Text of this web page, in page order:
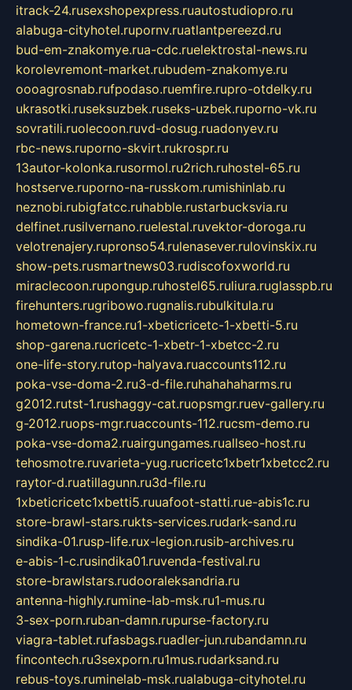
itrack-24.rusexshopexpress.ruautostudiopro.ru
alabuga-cityhotel.rupornv.ruatlantpereezd.ru
bud-em-znakomye.rua-cdc.ruelektrostal-news.ru
korolevremont-market.rubudem-znakomye.ru
oooagrosnab.rufpodaso.ruemfire.rupro-otdelky.ru
ukrasotki.ruseksuzbek.ruseks-uzbek.ruporno-vk.ru
sovratili.ruolecoon.ruvd-dosug.ruadonyev.ru
rbc-news.ruporno-skvirt.rukrospr.ru
13autor-kolonka.rusormol.ru2rich.ruhostel-65.ru
hostserve.ruporno-na-russkom.rumishinlab.ru
neznobi.rubigfatcc.ruhabble.rustarbucksvia.ru
delfinet.rusilvernano.ruelestal.ruvektor-doroga.ru
velotrenajery.rupronso54.rulenasever.rulovinskix.ru
show-pets.rusmartnews03.rudiscofoxworld.ru
miraclecoon.rupongup.ruhostel65.ruliura.ruglasspb.ru
firehunters.rugribowo.rugnalis.rubulkitula.ru
hometown-france.ru1-xbeticricetc-1-xbetti-5.ru
shop-garena.rucricetc-1-xbetr-1-xbetcc-2.ru
one-life-story.rutop-halyava.ruaccounts112.ru
poka-vse-doma-2.ru3-d-file.ruhahahaharms.ru
g2012.rutst-1.rushaggy-cat.ruopsmgr.ruev-gallery.ru
g-2012.ruops-mgr.ruaccounts-112.rucsm-demo.ru
poka-vse-doma2.ruairgungames.ruallseo-host.ru
tehosmotre.ruvarieta-yug.rucricetc1xbetr1xbetcc2.ru
raytor-d.ruatillagunn.ru3d-file.ru
1xbeticricetc1xbetti5.ruuafoot-statti.rue-abis1c.ru
store-brawl-stars.rukts-services.rudark-sand.ru
sindika-01.rusp-life.rux-legion.rusib-archives.ru
e-abis-1-c.rusindika01.ruvenda-festival.ru
store-brawlstars.rudooraleksandria.ru
antenna-highly.rumine-lab-msk.ru1-mus.ru
3-sex-porn.ruban-damn.rupurse-factory.ru
viagra-tablet.rufasbags.ruadler-jun.rubandamn.ru
fincontech.ru3sexporn.ru1mus.rudarksand.ru
rebus-toys.ruminelab-msk.rualabuga-cityhotel.ru